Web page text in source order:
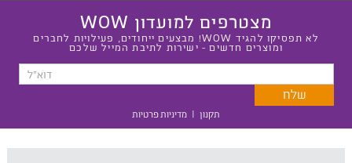
מצטרפים למועדון WOW
לא תפסיקו להגיד WOW! מבצעים ייחודים, פעילויות לחברים
ומוצרים חדשים - ישירות לתיבת המייל שלכם
תקנון | מדיניות פרטיות